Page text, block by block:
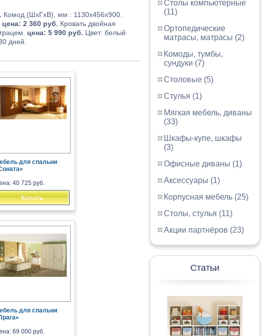
Столы компьютерные
(11)
Ортопедические
матрасы, матрасы (2)
Комоды, тумбы,
сундуки (7)
Столовые (5)
Стулья (1)
Мягкая мебель, диваны
(33)
Шкафы-купе, шкафы
(3)
Офисные диваны (1)
Аксессуары (1)
Корпусная мебель (25)
Столы, стулья (11)
Акции партнёров (23)
Статьи
Комод (ШхГхВ), мм : 1130х456х900.
цена: 2 360 руб. Кровать двойная
цена: 5 990 руб. Цвет: белый
дней.
для спальни
40 725 руб.
Купить
для спальни
69 000 руб.